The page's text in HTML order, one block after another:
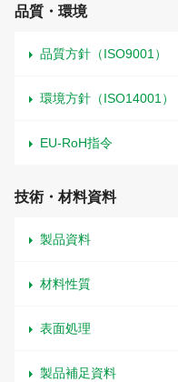
品質・環境
品質方針（ISO9001）
環境方針（ISO14001）
EU-RoH指令
技術・材料資料
製品資料
材料性質
表面処理
製品補足資料